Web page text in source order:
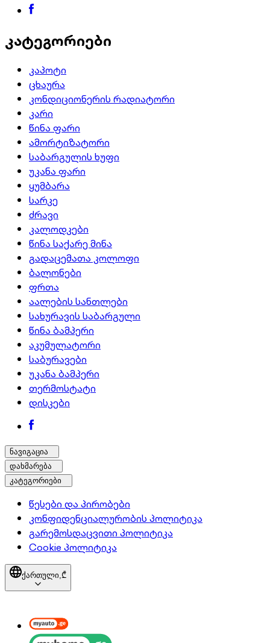
კატეგორიები
კაპოტი
ცხაურა
კონდიციონერის რადიატორი
კარი
წინა ფარი
ამორტიზატორი
საბარგულის ხუფი
უკანა ფარი
ყუმბარა
სარკე
ძრავი
კალოდკები
წინა საქარე მინა
გადაცემათა კოლოფი
ბალონები
ფრთა
აალების სანთლები
სახურავის საბარგული
წინა ბამპერი
აკუმულატორი
საბურავები
უკანა ბამპერი
თერმოსტატი
დისკები
ნავიგაცია
დახმარება
კატეგორიები
წესები და პირობები
კონფიდენციალურობის პოლიტიკა
გარემოსდაცვითი პოლიტიკა
Cookie პოლიტიკა
ქართული, ₾